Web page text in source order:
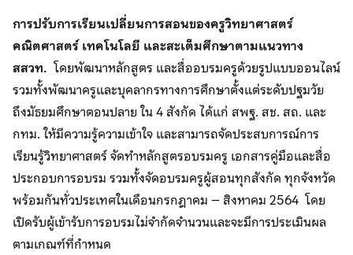
การปรับการเรียนเปลี่ยนการสอนของครูวิทยาศาสตร์
คณิตศาสตร์ เทคโนโลยี และสะเต็มศึกษาตามแนวทาง
สสวท. โดยพัฒนาหลักสูตร และสื่ออบรมครูด้วยรูปแบบออนไลน์
รวมทั้งพัฒนาครูและบุคลากรทางการศึกษาตั้งแต่ระดับปฐมวัย
ถึงมัธยมศึกษาตอนปลาย ใน 4 สังกัด ได้แก่ สพฐ. สช. สถ. และ
กทม. ให้มีความรู้ความเข้าใจ และสามารถจัดประสบการณ์การ
เรียนรู้วิทยาศาสตร์ จัดทำหลักสูตรอบรมครู เอกสารคู่มือและสื่อ
ประกอบการอบรม รวมทั้งจัดอบรมครูผู้สอนทุกสังกัด ทุกจังหวัด
พร้อมกันทั่วประเทศในเดือนกรกฎาคม – สิงหาคม 2564 โดย
เปิดรับผู้เข้ารับการอบรมไม่จำกัดจำนวนและจะมีการประเมินผล
ตามเกณฑ์ที่กำหนด